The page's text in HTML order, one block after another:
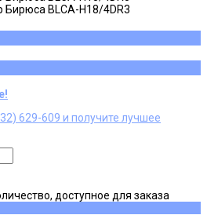
629-609 и получите лучшее
доступное для заказа